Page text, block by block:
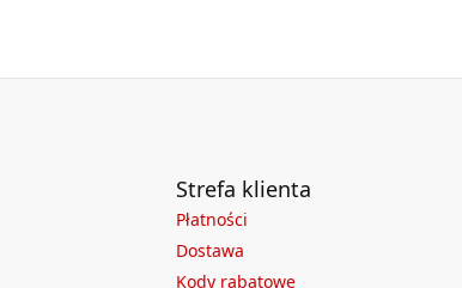
Strefa klienta
Płatności
Dostawa
Kody rabatowe